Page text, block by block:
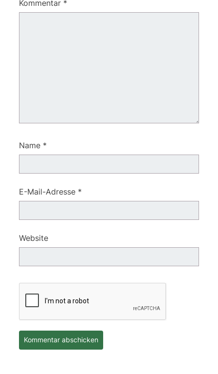
Kommentar *
Name *
E-Mail-Adresse *
Website